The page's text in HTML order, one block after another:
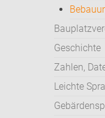
Geschichte
Zahlen,
Leichte